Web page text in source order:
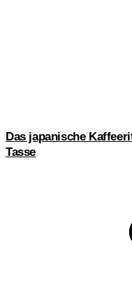
Das japanische
Tasse